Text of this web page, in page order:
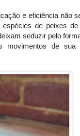
e eficiência não
de peixes de
seduzir pelo
movimentos de